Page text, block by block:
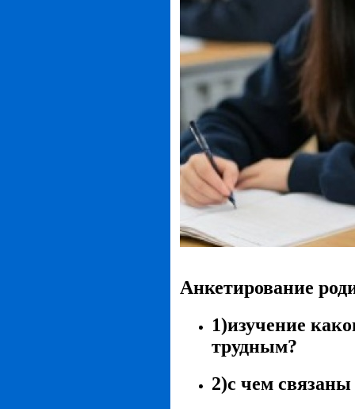
Анкетирование
1)изучение
трудным?
2)с чем